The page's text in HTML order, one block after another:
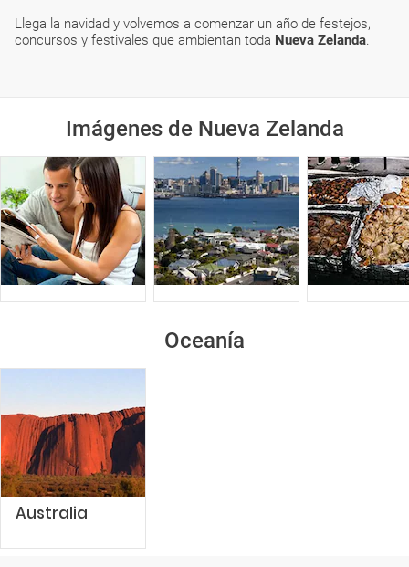
Llega la navidad y volvemos a comenzar un año de festejos,
concursos y festivales que ambientan toda Nueva Zelanda.
Imágenes de Nueva Zelanda
Oceanía
Australia